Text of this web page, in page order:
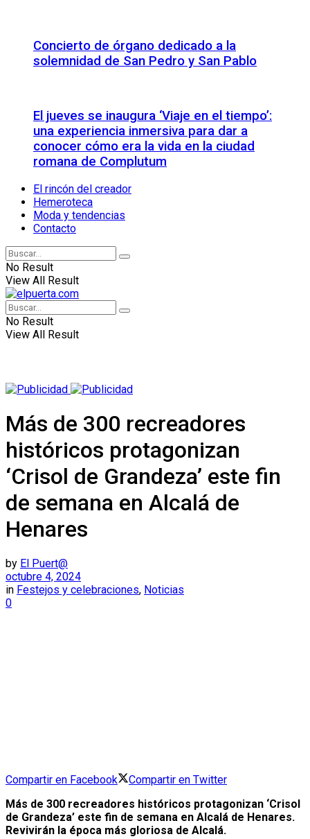
Concierto de órgano dedicado a la
solemnidad de San Pedro y San Pablo
El jueves se inaugura ‘Viaje en el tiempo’:
una experiencia inmersiva para dar a
conocer cómo era la vida en la ciudad
romana de Complutum
El rincón del creador
Hemeroteca
Moda y tendencias
Contacto
No Result
View All Result
No Result
View All Result
Más de 300 recreadores
históricos protagonizan
‘Crisol de Grandeza’ este fin
de semana en Alcalá de
Henares
by El Puert@
octubre 4, 2024
in Festejos y celebraciones, Noticias
0
Compartir en Facebook
Compartir en Twitter
Más de 300 recreadores históricos protagonizan ‘Crisol
de Grandeza’ este fin de semana en Alcalá de Henares.
Revivirán la época más gloriosa de Alcalá.